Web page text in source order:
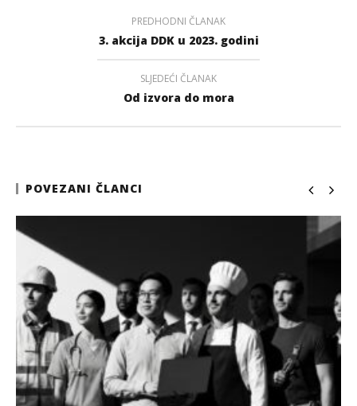
PREDHODNI ČLANAK
3. akcija DDK u 2023. godini
SLJEDEĆI ČLANAK
Od izvora do mora
POVEZANI ČLANCI